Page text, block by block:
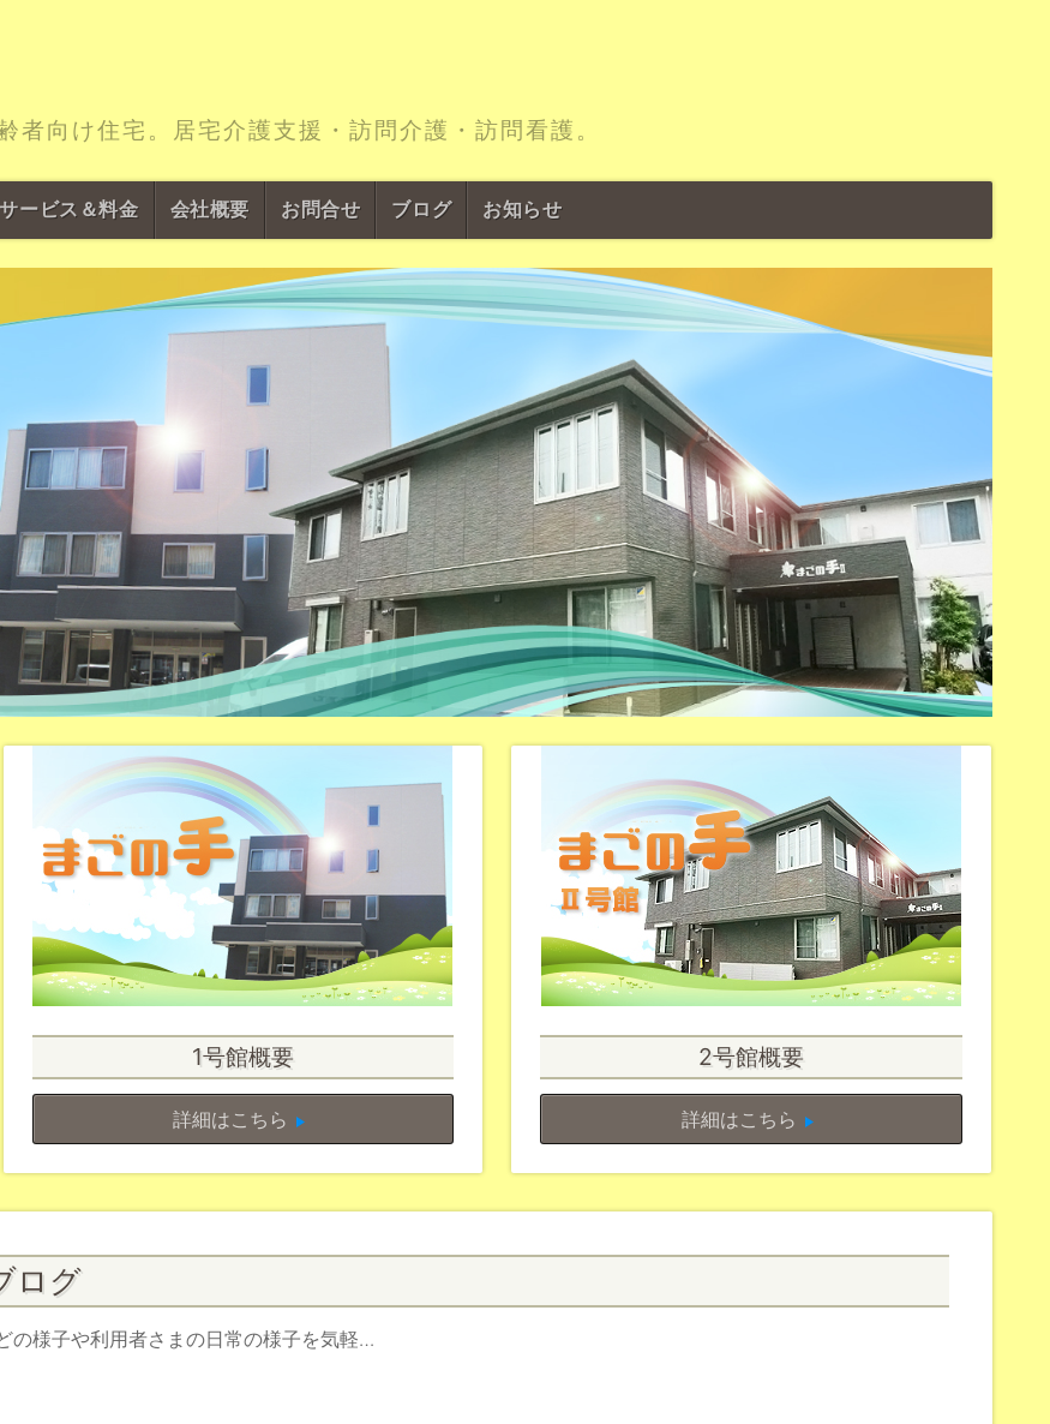
向け住宅。居宅介護支援・訪問介護・訪問看護。
サービス＆料金 会社概要 お問合せ ブログ お知らせ
1号館概要
詳細はこちら
2号館概要
詳細はこちら
ログ
の様子や利用者さまの日常の様子を気軽…